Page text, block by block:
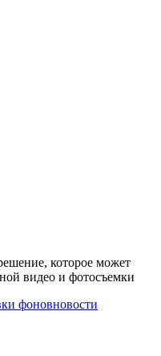
которое может
видео и фотосъемки
фоновновости